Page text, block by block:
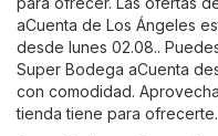
aCuenta de Los Ángeles
desde lunes 02.08..
Super Bodega aCuenta
con comodidad.
tienda tiene para ofrecerte.